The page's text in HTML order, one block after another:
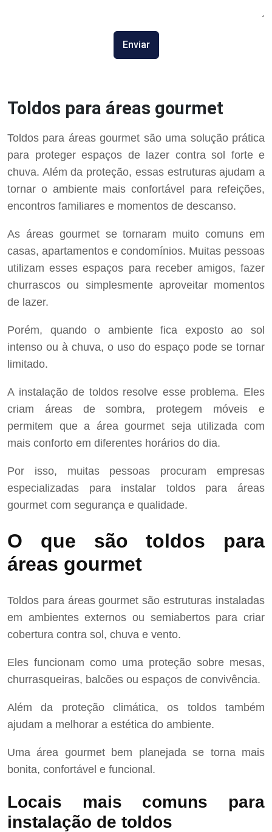
Enviar
Toldos para áreas gourmet
Toldos para áreas gourmet são uma solução prática
para proteger espaços de lazer contra sol forte e
chuva. Além da proteção, essas estruturas ajudam a
tornar o ambiente mais confortável para refeições,
encontros familiares e momentos de descanso.
As áreas gourmet se tornaram muito comuns em
casas, apartamentos e condomínios. Muitas pessoas
utilizam esses espaços para receber amigos, fazer
churrascos ou simplesmente aproveitar momentos
de lazer.
Porém, quando o ambiente fica exposto ao sol
intenso ou à chuva, o uso do espaço pode se tornar
limitado.
A instalação de toldos resolve esse problema. Eles
criam áreas de sombra, protegem móveis e
permitem que a área gourmet seja utilizada com
mais conforto em diferentes horários do dia.
Por isso, muitas pessoas procuram empresas
especializadas para instalar toldos para áreas
gourmet com segurança e qualidade.
O que são toldos para
áreas gourmet
Toldos para áreas gourmet são estruturas instaladas
em ambientes externos ou semiabertos para criar
cobertura contra sol, chuva e vento.
Eles funcionam como uma proteção sobre mesas,
churrasqueiras, balcões ou espaços de convivência.
Além da proteção climática, os toldos também
ajudam a melhorar a estética do ambiente.
Uma área gourmet bem planejada se torna mais
bonita, confortável e funcional.
Locais mais comuns para
instalação de toldos